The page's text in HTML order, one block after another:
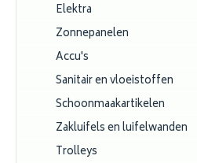
Elektra
Zonnepanelen
Accu's
Sanitair en vloeistoffen
Schoonmaakartikelen
Zakluifels en luifelwanden
Trolleys